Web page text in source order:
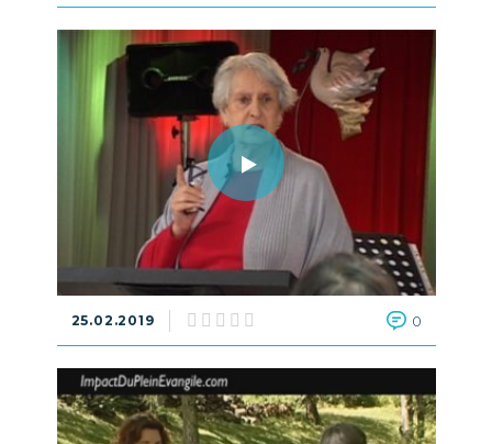
25.02.2019 0